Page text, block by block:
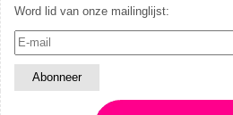
Word lid van onze mailinglijst: